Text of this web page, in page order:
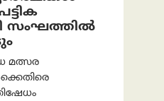
സംഘത്തിൽ
മത്സര